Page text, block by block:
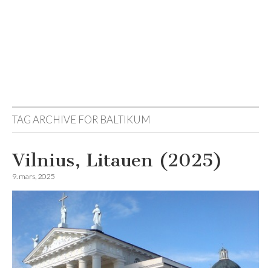
Reisemagazinet
TAG ARCHIVE FOR BALTIKUM
Vilnius, Litauen (2025)
9. mars, 2025